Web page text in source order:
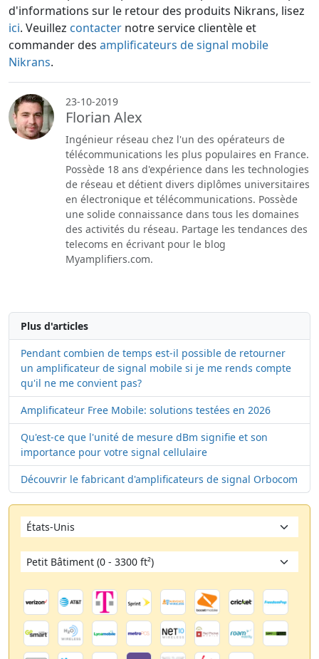
d'informations sur le retour des produits Nikrans, lisez
ici. Veuillez contacter notre service clientèle et
commander des amplificateurs de signal mobile
Nikrans.
23-10-2019
Florian Alex
Ingénieur réseau chez l'un des opérateurs de
télécommunications les plus populaires en France.
Possède 18 ans d'expérience dans les technologies
de réseau et détient divers diplômes universitaires
en électronique et télécommunications. Possède
une solide connaissance dans tous les domaines
des activités du réseau. Partage les tendances des
telecoms en écrivant pour le blog
Myamplifiers.com.
Plus d'articles
Pendant combien de temps est-il possible de retourner
un amplificateur de signal mobile si je me rends compte
qu'il ne me convient pas?
Amplificateur Free Mobile: solutions testées en 2026
Qu'est-ce que l'unité de mesure dBm signifie et son
importance pour votre signal cellulaire
Découvrir le fabricant d'amplificateurs de signal Orbocom